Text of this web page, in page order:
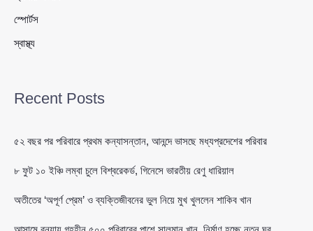
স্পোর্টস
স্বাস্থ্য
Recent Posts
৫২ বছর পর পরিবারে প্রথম কন্যাসন্তান, আনন্দে ভাসছে মধ্যপ্রদেশের পরিবার
৮ ফুট ১০ ইঞ্চি লম্বা চুলে বিশ্বরেকর্ড, গিনেসে ভারতীয় রেণু ধারিয়াল
অতীতের ‘অপূর্ণ প্রেম’ ও ব্যক্তিজীবনের ভুল নিয়ে মুখ খুললেন শাকিব খান